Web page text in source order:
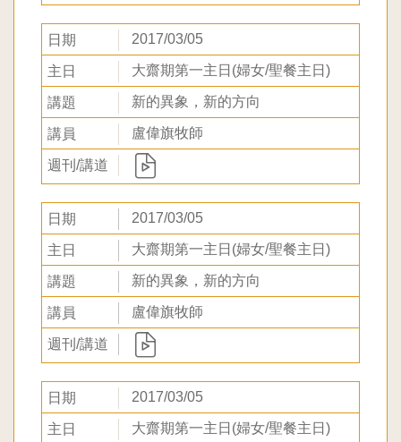
2017/03/05
大齋期第一主日(婦女/聖餐主日)
新的異象，新的方向
盧偉旗牧師
2017/03/05
大齋期第一主日(婦女/聖餐主日)
新的異象，新的方向
盧偉旗牧師
2017/03/05
大齋期第一主日(婦女/聖餐主日)